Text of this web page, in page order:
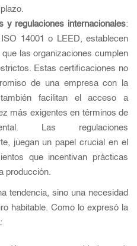
y regulaciones internacionales:
14001 o LEED, establecen
las organizaciones cumplen
Estas certificaciones no
de una empresa con la
facilitan el acceso a
más exigentes en términos de
Las regulaciones
juegan un papel crucial en el
que incentivan prácticas
producción.
tendencia, sino una necesidad
habitable. Como lo expresó la
: